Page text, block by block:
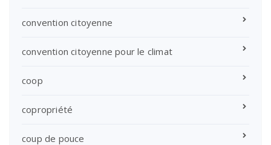
convention citoyenne
convention citoyenne pour le climat
coop
copropriété
coup de pouce